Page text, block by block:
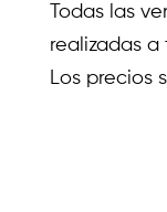
Todas las
realizadas
Los precios